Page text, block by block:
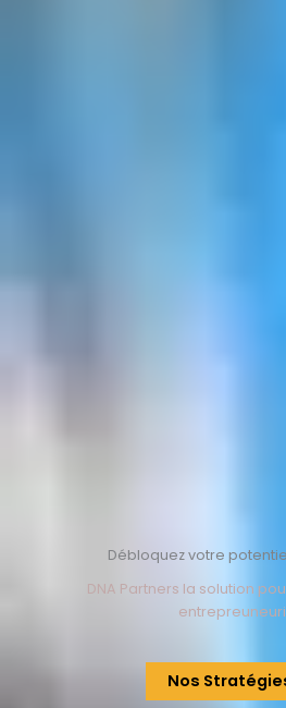
Débloquez votre
DNA Partners la solution
Nos